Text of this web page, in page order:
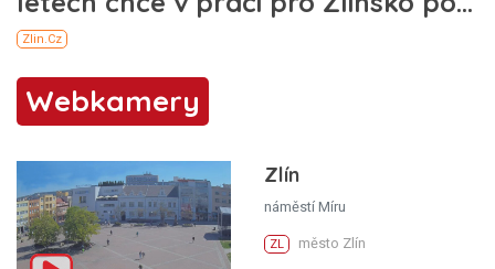
Webkamery
Zlín
náměstí Míru
ZL město Zlín